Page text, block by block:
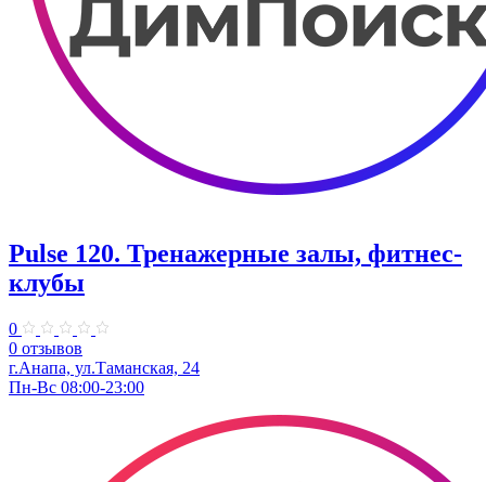
Pulse 120. Тренажерные залы, фитнес-
клубы
0
0 отзывов
г.Анапа, ул.Таманская, 24
Пн-Вс 08:00-23:00